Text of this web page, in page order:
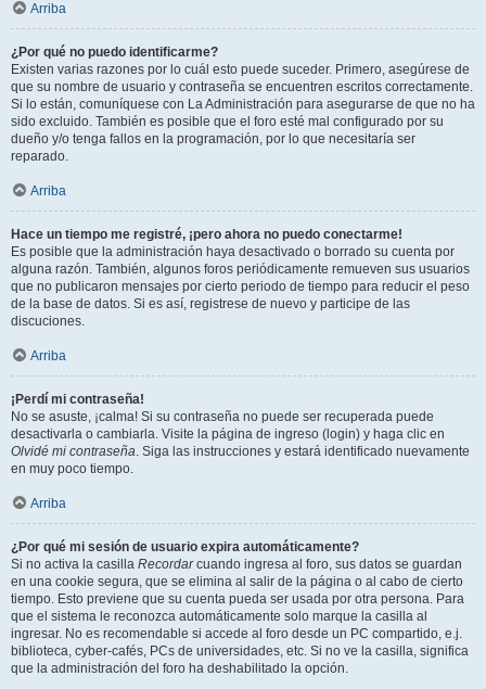
Arriba
¿Por qué no puedo identificarme?
Existen varias razones por lo cuál esto puede suceder. Primero, asegúrese de
que su nombre de usuario y contraseña se encuentren escritos correctamente.
Si lo están, comuníquese con La Administración para asegurarse de que no ha
sido excluido. También es posible que el foro esté mal configurado por su
dueño y/o tenga fallos en la programación, por lo que necesitaría ser
reparado.
Arriba
Hace un tiempo me registré, ¡pero ahora no puedo conectarme!
Es posible que la administración haya desactivado o borrado su cuenta por
alguna razón. También, algunos foros periódicamente remueven sus usuarios
que no publicaron mensajes por cierto periodo de tiempo para reducir el peso
de la base de datos. Si es así, registrese de nuevo y participe de las
discuciones.
Arriba
¡Perdí mi contraseña!
No se asuste, ¡calma! Si su contraseña no puede ser recuperada puede
desactivarla o cambiarla. Visite la página de ingreso (login) y haga clic en
Olvidé mi contraseña. Siga las instrucciones y estará identificado nuevamente
en muy poco tiempo.
Arriba
¿Por qué mi sesión de usuario expira automáticamente?
Si no activa la casilla Recordarcuando ingresa al foro, sus datos se guardan
en una cookie segura, que se elimina al salir de la página o al cabo de cierto
tiempo. Esto previene que su cuenta pueda ser usada por otra persona. Para
que el sistema le reconozca automáticamente solo marque la casilla al
ingresar. No es recomendable si accede al foro desde un PC compartido, e.j.
biblioteca, cyber-cafés, PCs de universidades, etc. Si no ve la casilla, significa
que la administración del foro ha deshabilitado la opción.